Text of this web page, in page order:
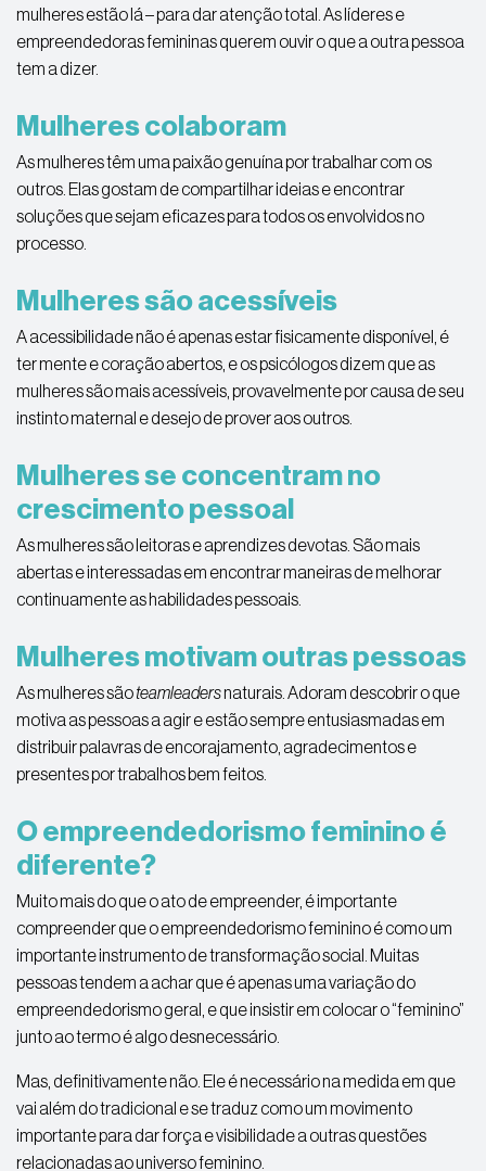
mulheres estão lá – para dar atenção total. As líderes e
empreendedoras femininas querem ouvir o que a outra pessoa
tem a dizer.
Mulheres colaboram
As mulheres têm uma paixão genuína por trabalhar com os
outros. Elas gostam de compartilhar ideias e encontrar
soluções que sejam eficazes para todos os envolvidos no
processo.
Mulheres são acessíveis
A acessibilidade não é apenas estar fisicamente disponível, é
ter mente e coração abertos, e os psicólogos dizem que as
mulheres são mais acessíveis, provavelmente por causa de seu
instinto maternal e desejo de prover aos outros.
Mulheres se concentram no
crescimento pessoal
As mulheres são leitoras e aprendizes devotas. São mais
abertas e interessadas ​​em encontrar maneiras de melhorar
continuamente as habilidades pessoais.
Mulheres motivam outras pessoas
As mulheres sãoteamleadersnaturais. Adoram descobrir o que
motiva as pessoas a agir e estão sempre entusiasmadas em
distribuir palavras de encorajamento, agradecimentos e
presentes por trabalhos bem feitos.
O empreendedorismo feminino é
diferente?
Muito mais do que o ato de empreender, é importante
compreender que o empreendedorismo feminino é como um
importante instrumento de transformação social. Muitas
pessoas tendem a achar que é apenas uma variação do
empreendedorismo geral, e que insistir em colocar o “feminino”
junto ao termo é algo desnecessário.
Mas, definitivamente não. Ele é necessário na medida em que
vai além do tradicional e se traduz como um movimento
importante para dar força e visibilidade a outras questões
relacionadas ao universo feminino.